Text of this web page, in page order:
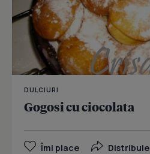
DULCIURI
Gogosi cu ciocolata
Îmi place Distribuie